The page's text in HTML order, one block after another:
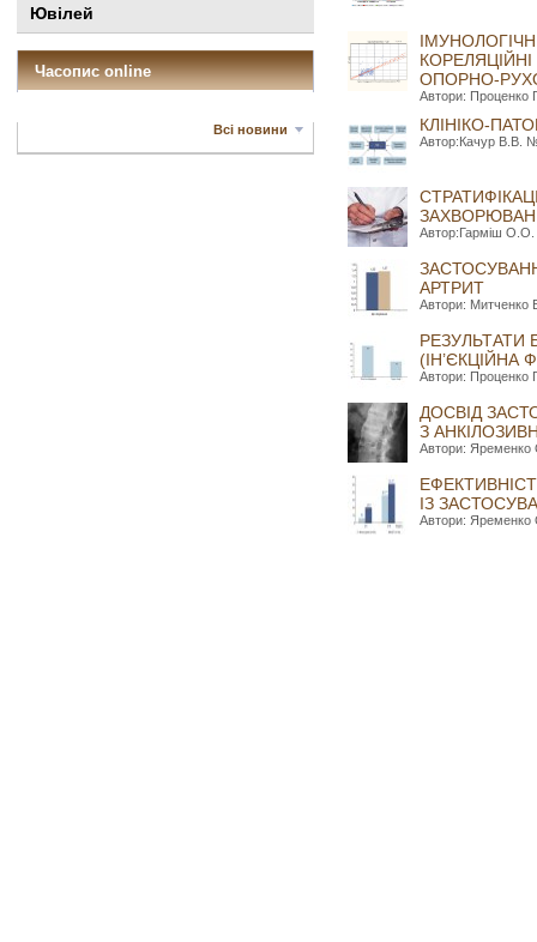
Ювілей
Часопис online
Всі новини
ОПОРНО-
Автори: Проценко
КЛІНІКО-
Автор:Качур В.В.
Автор:Гарміш О.О.
АРТРИТ
Автори: Митченко
РЕЗУЛЬТАТИ
(ІН’ЄКЦІЙНА
Автори: Проценко
ДОСВІД
З
Автори: Яременко
ІЗ
Автори: Яременко